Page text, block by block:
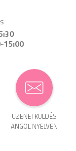
15:00
ÜZENET­KÜLDÉS
ANGOL NYELVEN